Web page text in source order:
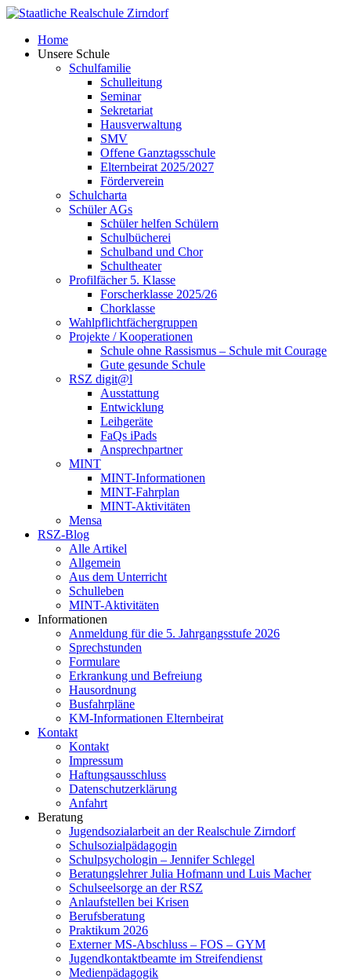
Skip
contentHome
Unsere Schule
Schulfamilie
Schulleitung
Seminar
Sekretariat
Hausverwaltung
SMV
Offene Ganztagsschule
Elternbeirat 2025/2027
Förderverein
Schulcharta
Schüler AGs
Schüler helfen Schülern
Schulbücherei
Schulband und Chor
Schultheater
Profilfächer 5. Klasse
Forscherklasse 2025/26
Chorklasse
Wahlpflichtfächergruppen
Projekte / Kooperationen
Schule ohne Rassismus – Schule mit Courage
Gute gesunde Schule
RSZ digit@l
Ausstattung
Entwicklung
Leihgeräte
FaQs iPads
Ansprechpartner
MINT
MINT-Informationen
MINT-Fahrplan
MINT-Aktivitäten
Mensa
RSZ-Blog
Alle Artikel
Allgemein
Aus dem Unterricht
Schulleben
MINT-Aktivitäten
Informationen
Anmeldung für die 5. Jahrgangsstufe 2026
Sprechstunden
Formulare
Erkrankung und Befreiung
Hausordnung
Busfahrpläne
KM-Informationen Elternbeirat
Kontakt
Kontakt
Impressum
Haftungsausschluss
Datenschutzerklärung
Anfahrt
Beratung
Jugendsozialarbeit an der Realschule Zirndorf
Schulsozialpädagogin
Schulpsychologin – Jennifer Schlegel
Beratungslehrer Julia Hofmann und Luis Macher
Schulseelsorge an der RSZ
Anlaufstellen bei Krisen
Berufsberatung
Praktikum 2026
Externer MS-Abschluss – FOS – GYM
Jugendkontaktbeamte im Streifendienst
Medienpädagogik